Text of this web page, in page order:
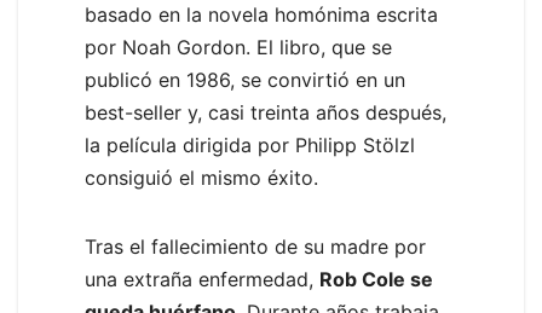
basado en la novela homónima escrita
por Noah Gordon. El libro, que se
publicó en 1986, se convirtió en un
best-seller y, casi treinta años después,
la película dirigida por Philipp Stölzl
consiguió el mismo éxito.
Tras el fallecimiento de su madre por
una extraña enfermedad, Rob Cole se